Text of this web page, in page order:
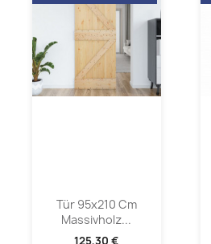
Tür 95x210 Cm
Massivholz...
125,30 €